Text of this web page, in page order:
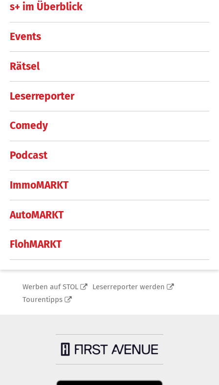
s+ im Überblick
Events
Rätsel
Leserreporter
Comedy
Podcast
ImmoMARKT
AutoMARKT
FlohMARKT
Werben auf STOL
Leserreporter werden
Tourentipps